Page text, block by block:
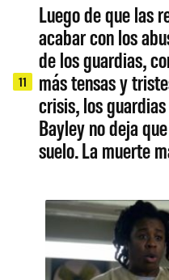
11
Luego de que las
acabar con los
de los guardias,
más tensas y
crisis, los
Bayley no deja
suelo. La muerte